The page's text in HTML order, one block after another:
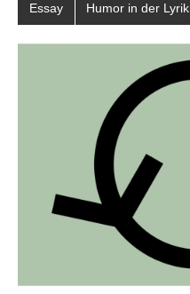
Essay Humor in der Lyrik